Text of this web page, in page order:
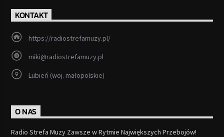
KONTAKT
https://radiostrefamuzy.pl/
miki@radiostrefamuzy.pl
Lubień (woj. małopolskie)
O NAS
Radio Strefa Muzy Zawsze w Rytmie Największych Przebojów!